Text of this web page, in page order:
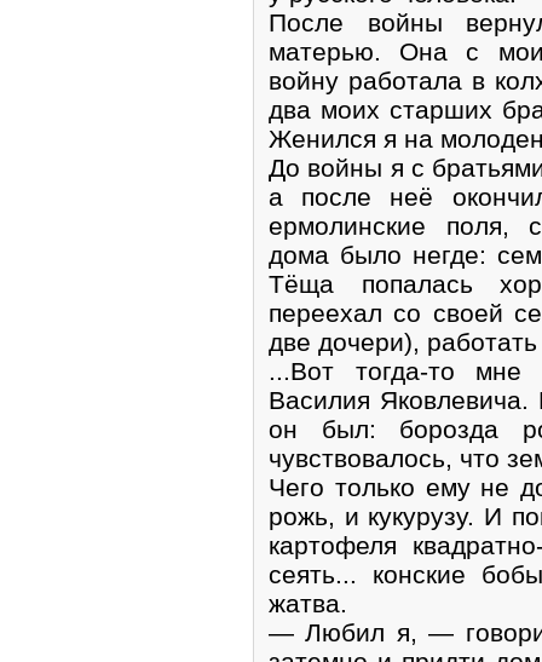
После войны
матерью. Она с
войну работала в
два моих старших
Женился я на
До войны я с
а после неё
ермолинские поля,
дома было негде:
Тёща попалась
переехал со своей
две дочери),
...Вот тогда-то мне
Василия
он был: борозда
чувствовалось, что
Чего только ему не
рожь, и кукурузу. И
картофеля
сеять... конские
жатва.
— Любил я, —